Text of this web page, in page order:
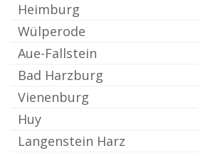
Heimburg
Wülperode
Aue-Fallstein
Bad Harzburg
Vienenburg
Huy
Langenstein Harz